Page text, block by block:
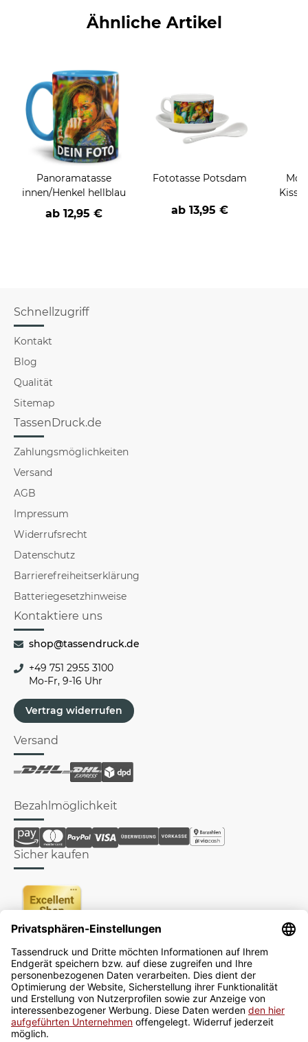
Ähnliche Artikel
Panoramatasse
innen/Henkel hellblau
ab 12,95 €
Fototasse Potsdam
ab 13,95 €
Schnellzugriff
Kontakt
Blog
Qualität
Sitemap
TassenDruck.de
Zahlungsmöglichkeiten
Versand
AGB
Impressum
Widerrufsrecht
Datenschutz
Barrierefreiheitserklärung
Batteriegesetzhinweise
Kontaktiere uns
shop@tassendruck.de
+49 751 2955 3100
Mo-Fr, 9-16 Uhr
Vertrag widerrufen
Versand
Bezahlmöglichkeit
Sicher kaufen
Newsletter